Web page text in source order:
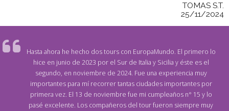
TOMAS S.T.
25/11/2024
Hasta ahora he hecho dos tours con EuropaMundo. El primero lo
hice en junio de 2023 por el Sur de Italia y Sicilia y éste es el
segundo, en noviembre de 2024. Fue una experiencia muy
importantes para mí recorrer tantas ciudades importantes por
primera vez. El 13 de noviembre fue mi cumpleaños n° 15 y lo
pasé excelente. Los compañeros del tour fueron siempre muy